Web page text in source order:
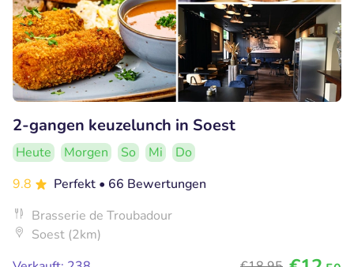
2-gangen keuzelunch in Soest
Heute Morgen So Mi
Do
9.8
Perfekt • 66 Bewertungen
Brasserie de Troubadour
Soest (2km)